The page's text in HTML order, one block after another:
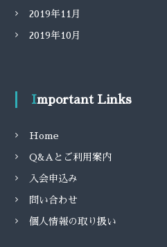
2019年11月
2019年10月
Important Links
Home
Q&Aとご利用案内
入会申込み
問い合わせ
個人情報の取り扱い